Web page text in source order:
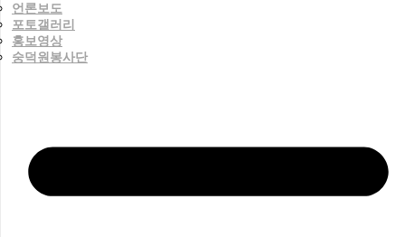
언론보도
포토갤러리
홍보영상
숭덕원봉사단